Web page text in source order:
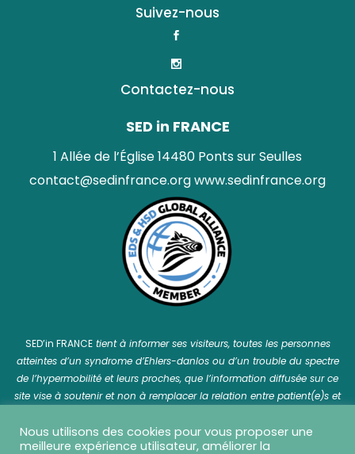
Suivez-nous
Contactez-nous
SED in FRANCE
1 Allée de l’Église 14480 Ponts sur Seulles
contact@sedinfrance.orgwww.sedinfrance.org
SED’in FRANCEtient à informer ses visiteurs, toutes les personnes
atteintes d’un syndrome d’Ehlers-danlos ou d’un trouble du spectre
de l’hypermobilité et leurs proches, que l’information diffusée sur ce
site vise à soutenir et non à remplacer la relation entre patient(e)s et
Nous utilisons des cookies pour vous proposer une
meilleure expérience utilisateur, améliorer la